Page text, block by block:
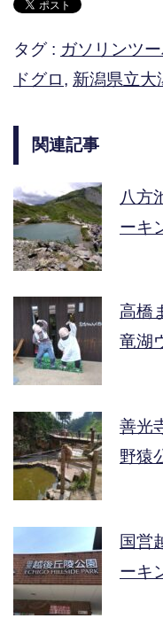
タグ : ガソリンツ
ドグロ, 新潟県立大
関連記事
八方
ーキ
高橋
竜湖
善光
野猿
国営
ーキ